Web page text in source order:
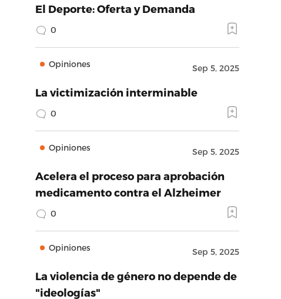
El Deporte: Oferta y Demanda
0
Opiniones Sep 5, 2025
La victimización interminable
0
Opiniones Sep 5, 2025
Acelera el proceso para aprobación
medicamento contra el Alzheimer
0
Opiniones Sep 5, 2025
La violencia de género no depende de
"ideologías"